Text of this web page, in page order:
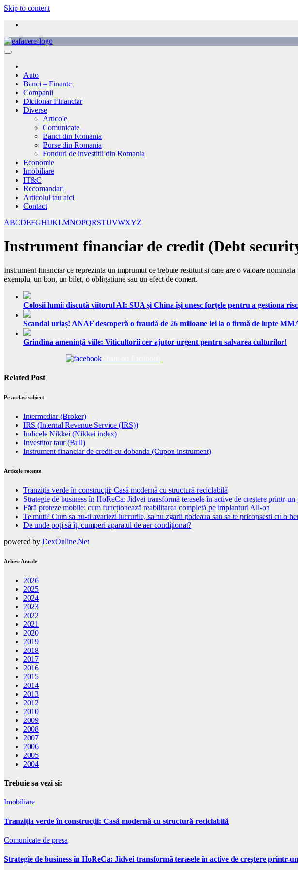
Skip to content
Auto
Banci – Finante
Companii
Dictionar Financiar
Diverse
Articole
Comunicate
Banci din Romania
Burse din Romania
Fonduri de investitii din Romania
Economie
Imobiliare
IT&C
Recomandari
Articolul tau aici
Contact
ABCDEFGHIJKLMNOPQRSTUVWXYZ
Instrument financiar de credit (Debt
Instrument financiar ce reprezinta un imprumut ce trebuie restituit si care are o valoare
exemplu, un bon, un bilet, o obligatiune sau un efect de comert.
Colosii lumii discută viitorul AI: SUA și China își unesc forțele pentru a gestiona
Scandal uriaș! ANAF descoperă o fraudă de 26 milioane lei la o firmă de lupte
Grindina amenință viile: Viticultorii cer ajutor urgent pentru salvarea culturilor!
Related Post
Pe acelasi subiect
Intermediar (Broker)
IRS (Internal Revenue Service (IRS))
Indicele Nikkei (Nikkei index)
Investitor taur (Bull)
Instrument financiar de credit cu dobanda (Cupon instrument)
Articole recente
Tranziția verde în construcții: Casă modernă cu structură reciclabilă
Strategie de business în HoReCa: Jidvei transformă terasele în active de creștere printr-
Fără proteze mobile: cum funcționează reabilitarea completă pe implanturi All-on
Te muti? Cum sa nu-ti avariezi lucrurile, sa nu zgarii podeaua sau sa te pricopsesti cu o
De unde poți să îți cumperi aparatul de aer condiționat?
powered by DexOnline.Net
Arhive Anuale
2026
2025
2024
2023
2022
2021
2020
2019
2018
2017
2016
2015
2014
2013
2012
2010
2009
2008
2007
2006
2005
2004
Trebuie sa vezi si:
Imobiliare
Tranziția verde în construcții: Casă modernă cu structură reciclabilă
Comunicate de presa
Strategie de business în HoReCa: Jidvei transformă terasele în active de creștere printr-